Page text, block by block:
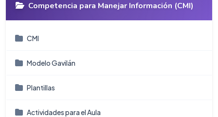
Competencia para Manejar Información (CMI)
CMI
Modelo Gavilán
Plantillas
Actividades para el Aula